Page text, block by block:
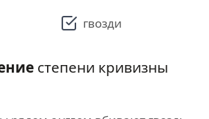
гвозди
степени кривизны